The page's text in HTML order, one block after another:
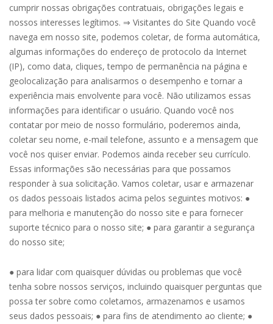
cumprir nossas obrigações contratuais, obrigações legais e
nossos interesses legítimos. ⇒ Visitantes do Site Quando você
navega em nosso site, podemos coletar, de forma automática,
algumas informações do endereço de protocolo da Internet
(IP), como data, cliques, tempo de permanência na página e
geolocalização para analisarmos o desempenho e tornar a
experiência mais envolvente para você. Não utilizamos essas
informações para identificar o usuário. Quando você nos
contatar por meio de nosso formulário, poderemos ainda,
coletar seu nome, e-mail telefone, assunto e a mensagem que
você nos quiser enviar. Podemos ainda receber seu currículo.
Essas informações são necessárias para que possamos
responder à sua solicitação. Vamos coletar, usar e armazenar
os dados pessoais listados acima pelos seguintes motivos: ●
para melhoria e manutenção do nosso site e para fornecer
suporte técnico para o nosso site; ● para garantir a segurança
do nosso site;
● para lidar com quaisquer dúvidas ou problemas que você
tenha sobre nossos serviços, incluindo quaisquer perguntas que
possa ter sobre como coletamos, armazenamos e usamos
seus dados pessoais; ● para fins de atendimento ao cliente; ●